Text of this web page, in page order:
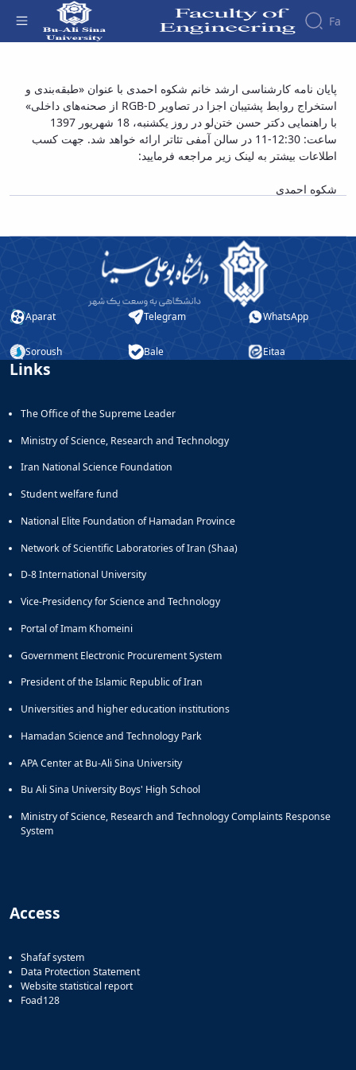
Fa
About
the
Faculty
History
the
Faculty
Deputy
for
Educational
Dean
for
Research
Deputy
Dean
Postgraduate
Research
Affairs
Journals
Journal
Production
Analysis
Members
پایان نامه کارشناسی ارشد خانم شکوه احمدی با
عنوان «طبقه¬بندی و استخراج روابط پشتیبان
اجزا در تصاویر RGB-D از صحنه‌های داخلی» -
دانشکده فنی و مهندسی
پایان نامه کارشناسی ارشد خانم شکوه احمدی با عنوان «طبقه‌بندی و
استخراج روابط پشتیبان اجزا در تصاویر RGB-D از صحنه‌های داخلی»
ساعت: 12:30-11 در سالن آمفی تئاتر ارائه خواهد شد. جهت کسب
اطلاعات بیشتر به لینک زیر مراجعه فرمایید:
شکوه احمدی
Aparat Telegram WhatsApp
Soroush Bale Eitaa
Links
The Office of the Supreme Leader
Ministry of Science, Research and Technology
Iran National Science Foundation
Student welfare fund
National Elite Foundation of Hamadan Province
Network of Scientific Laboratories of Iran (Shaa)
D-8 International University
Vice-Presidency for Science and Technology
Portal of Imam Khomeini
Government Electronic Procurement System
President of the Islamic Republic of Iran
Universities and higher education institutions
Hamadan Science and Technology Park
APA Center at Bu-Ali Sina University
Bu Ali Sina University Boys' High School
Ministry of Science, Research and Technology Complaints Response
System
Access
Shafaf system
Data Protection Statement
Website statistical report
Foad128